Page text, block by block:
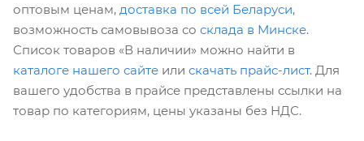
оптовым ценам, доставка по всей Беларуси,
возможность самовывоза со склада в Минске.
Список товаров «В наличии» можно найти в
каталоге нашего сайте или скачать прайс-лист. Для
вашего удобства в прайсе представлены ссылки на
товар по категориям, цены указаны без НДС.